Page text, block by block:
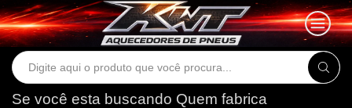
Search
Se você esta buscando Quem fabrica